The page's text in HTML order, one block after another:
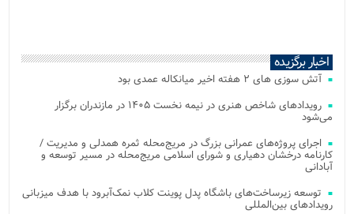
اخبار برگزیده
آتش‌ سوزی‌ های ۲ هفته اخیر میانکاله عمدی بود
رویدادهای شاخص هنری در نیمه نخست ۱۴۰۵ در مازندران برگزار
می‌شود
اجرای پروژه‌های عمرانی بزرگ در مریج‌محله ثمره همدلی و مدیریت /
کارنامه درخشان دهیاری و شورای اسلامی مریج‌محله در مسیر توسعه و
آبادانی
توسعه زیرساخت‌های باشگاه پدل پوینت کلاب نمک‌آبرود با هدف میزبانی
رویدادهای بین‌المللی